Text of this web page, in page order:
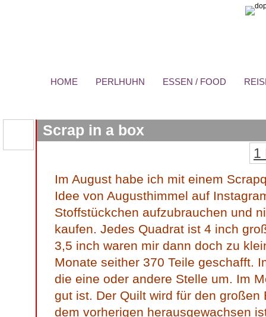
HOME PERLHUHN ESSEN / FOOD
Scrap in a box
1
Im August habe ich mit einem
Idee von Augusthimmel auf
Stoffstückchen aufzubrauchen und
kaufen. Jedes Quadrat ist 4 inch
3,5 inch waren mir dann doch zu
Monate seither 370 Teile geschafft.
die eine oder andere Stelle um. Im
gut ist. Der Quilt wird für den
dem vorherigen herausgewachsen